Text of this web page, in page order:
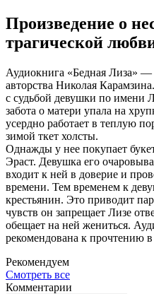
Произведение о
трагической
Аудиокнига «Бедная Лиза» —
авторства Николая
с судьбой девушки по имени
забота о матери упала на
усердно работает в теплую
зимой ткет холсты.
Однажды у нее покупает
Эраст. Девушка его
входит к ней в доверие и
времени. Тем временем к
крестьянин. Это приводит
чувств он запрещает Лизе
обещает на ней жениться.
рекомендована к прочтению в
Рекомендуем
Смотреть все
Комментарии